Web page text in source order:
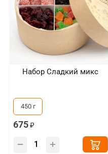
Набор Сладкий микс
450 г
675